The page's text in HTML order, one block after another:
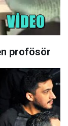
profösör